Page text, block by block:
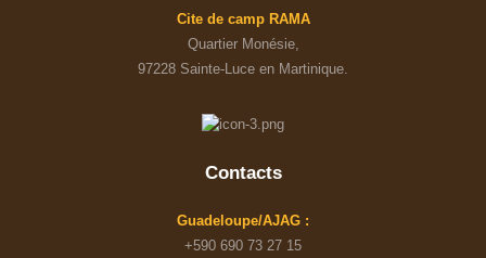
Cite de camp RAMA
Quartier Monésie,
97228 Sainte-Luce en Martinique.
Contacts
Guadeloupe/AJAG :
+590 690 73 27 15